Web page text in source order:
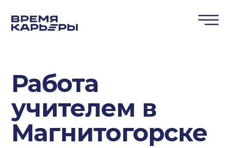
Работа
учителем в
Магнитогорске